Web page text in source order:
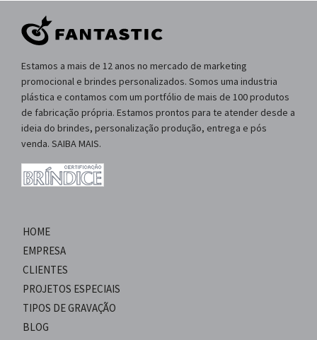
Estamos a mais de 12 anos no mercado de marketing
promocional e brindes personalizados. Somos uma industria
plástica e contamos com um portfólio de mais de 100 produtos
de fabricação própria. Estamos prontos para te atender desde a
ideia do brindes, personalização produção, entrega e pós
venda. SAIBA MAIS.
HOME
EMPRESA
CLIENTES
PROJETOS ESPECIAIS
TIPOS DE GRAVAÇÃO
BLOG